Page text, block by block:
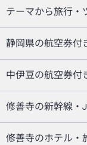
テーマから旅行・
静岡県の航空券付
中伊豆の航空券付
修善寺の新幹線・
修善寺のホテル・